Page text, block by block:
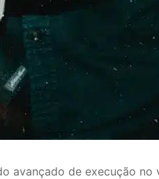
avançado de execução